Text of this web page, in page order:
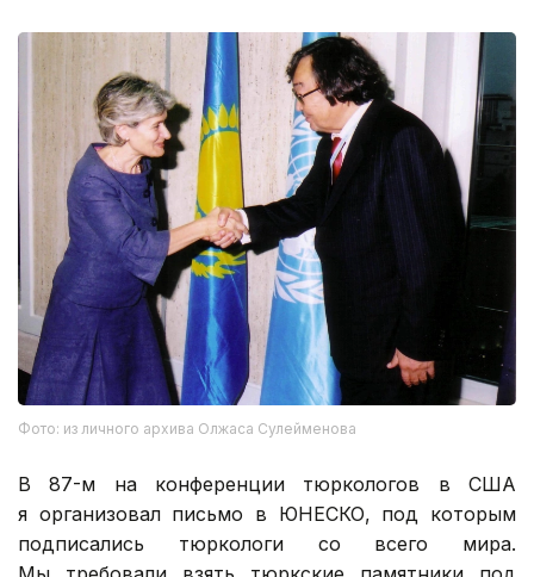
Фото: из личного архива Олжаса Сулейменова
В 87-м на конференции тюркологов в США
я организовал письмо в ЮНЕСКО, под которым
подписались тюркологи со всего мира.